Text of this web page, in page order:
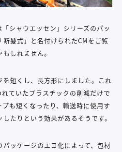
シャウエッセン」シリーズのパッ
髪式」と名付けられたCMをご覧
しれません。
短くし、長方形にしました。これ
ていたプラスチックの削減だけで
も短くなったり、輸送時に使用す
たりという効果があるそうです。
ッケージのエコ化によって、包材